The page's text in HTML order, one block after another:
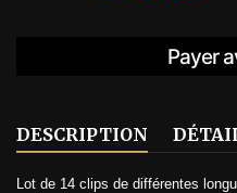
DESCRIPTION
Lot de 14 clips de différentes